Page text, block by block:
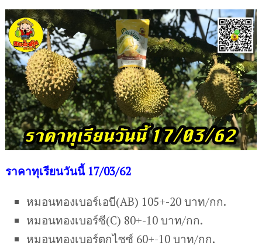
ราคาทุเรียนวันนี้ 17/03/62
หมอนทองเบอร์เอบี(AB) 105+-20 บาท/กก.
หมอนทองเบอร์ซี(C) 80+-10 บาท/กก.
หมอนทองเบอร์ตกไซซ์ 60+-10 บาท/กก.